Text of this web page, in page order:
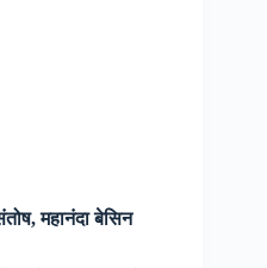
महानंदा बेसिन